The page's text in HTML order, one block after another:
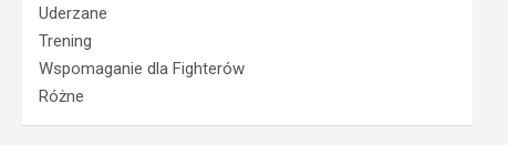
Uderzane
Trening
Wspomaganie dla Fighterów
Różne